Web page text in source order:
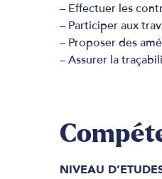
– Effectuer les
– Participer aux
– Proposer des
– Assurer la
NIVEAU